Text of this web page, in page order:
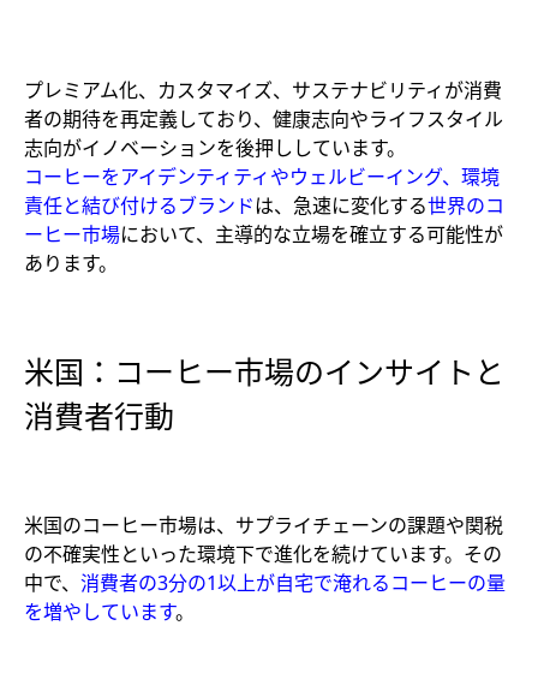
プレミアム化、カスタマイズ、サステナビリティが消費
者の期待を再定義しており、健康志向やライフスタイル
志向がイノベーションを後押ししています。
コーヒーをアイデンティティやウェルビーイング、環境
責任と結び付けるブランドは、急速に変化する世界のコ
ーヒー市場において、主導的な立場を確立する可能性が
あります。
米国：コーヒー市場のインサイトと
消費者行動
米国のコーヒー市場は、サプライチェーンの課題や関税
の不確実性といった環境下で進化を続けています。その
中で、 消費者の3分の1以上が自宅で淹れるコーヒーの量
を増やしています。